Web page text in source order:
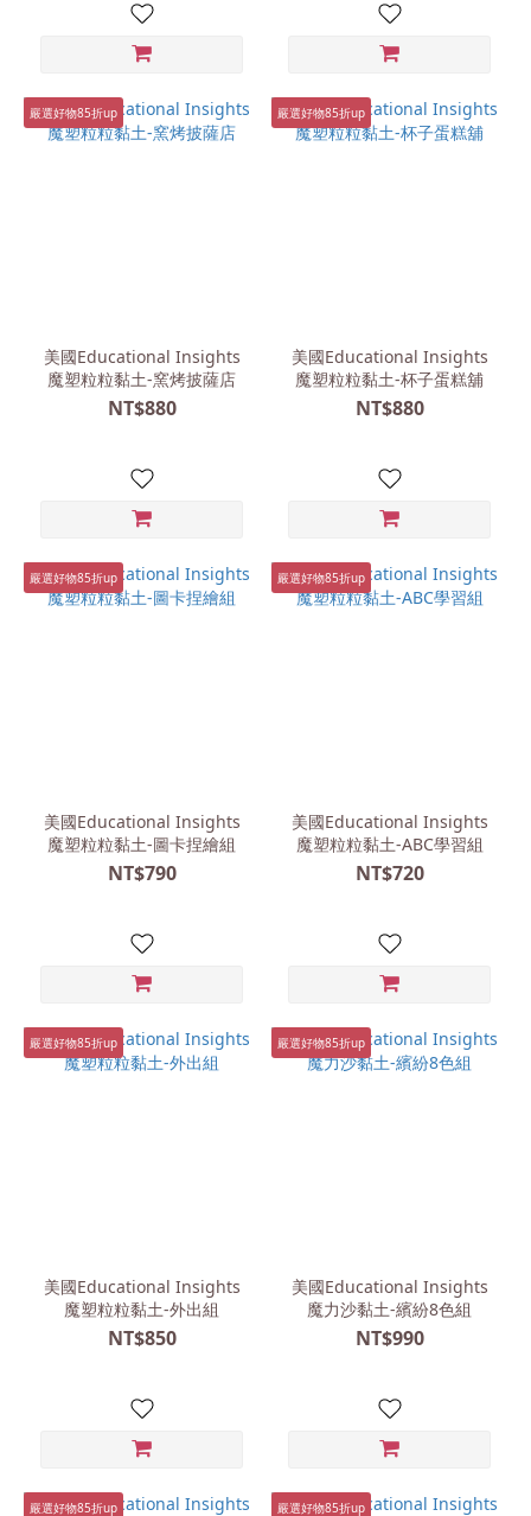
嚴選好物85折up
美國Educational Insights
魔塑粒粒黏土-窯烤披薩店
NT$880
嚴選好物85折up
美國Educational Insights
魔塑粒粒黏土-杯子蛋糕舖
NT$880
嚴選好物85折up
美國Educational Insights
魔塑粒粒黏土-圖卡捏繪組
NT$790
嚴選好物85折up
美國Educational Insights
魔塑粒粒黏土-ABC學習組
NT$720
嚴選好物85折up
美國Educational Insights
魔塑粒粒黏土-外出組
NT$850
嚴選好物85折up
美國Educational Insights
魔力沙黏土-繽紛8色組
NT$990
嚴選好物85折up 嚴選好物85折up